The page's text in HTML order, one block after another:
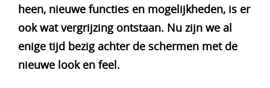
heen, nieuwe functies en mogelijkheden, is er
ook wat vergrijzing ontstaan. Nu zijn we al
enige tijd bezig achter de schermen met de
nieuwe look en feel.